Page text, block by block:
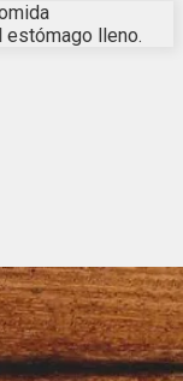
lleno.